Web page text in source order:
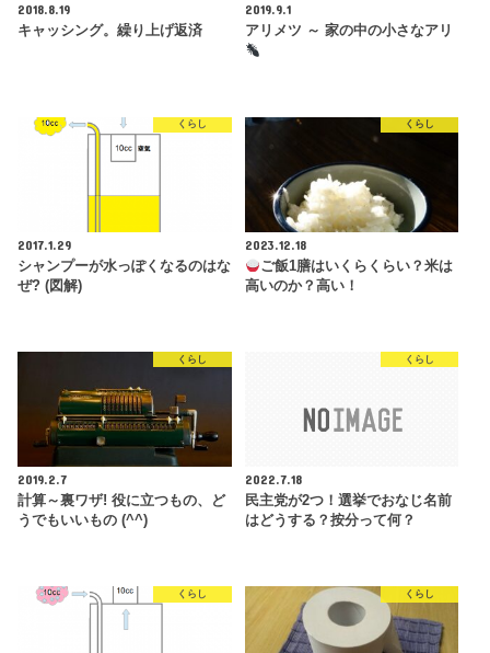
2018.8.19
キャッシング。繰り上げ返済
2019.9.1
アリメツ ～ 家の中の小さなアリ
くらし
2017.1.29
シャンプーが水っぽくなるのはな
ぜ? (図解)
くらし
2023.12.18
ご飯1膳はいくらくらい？米は
高いのか？高い！
くらし
2019.2.7
計算～裏ワザ! 役に立つもの、ど
うでもいいもの (^^)
くらし
2022.7.18
民主党が2つ！選挙でおなじ名前
はどうする？按分って何？
くらし くらし